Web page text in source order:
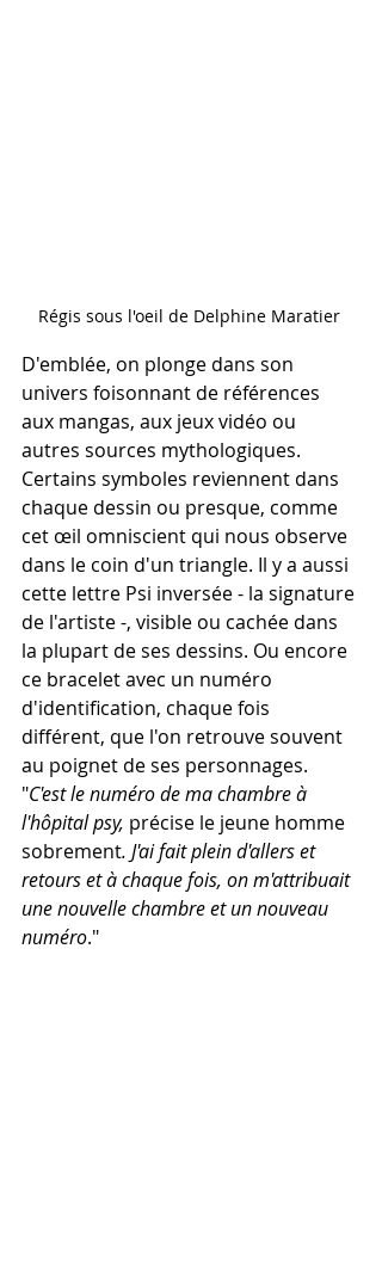
Régis sous l'oeil de Delphine Maratier
D'emblée, on plonge dans son
univers foisonnant de références
aux mangas, aux jeux vidéo ou
autres sources mythologiques.
Certains symboles reviennent dans
chaque dessin ou presque, comme
cet œil omniscient qui nous observe
dans le coin d'un triangle. Il y a aussi
cette lettre Psi inversée - la signature
de l'artiste -, visible ou cachée dans
la plupart de ses dessins. Ou encore
ce bracelet avec un numéro
d'identification, chaque fois
différent, que l'on retrouve souvent
au poignet de ses personnages.
"C'est le numéro de ma chambre à
l'hôpital psy, précise le jeune homme
sobrement. J'ai fait plein d'allers et
retours et à chaque fois, on m'attribuait
une nouvelle chambre et un nouveau
numéro."